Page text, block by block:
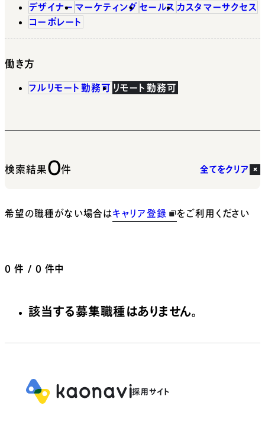
デザイナー マーケティング セールス カスタマーサクセス
コーポレート
働き方
フルリモート勤務可 リモート勤務可
検索結果0件 全てをクリア
希望の職種がない場合はキャリア登録 をご利用ください
0 件 / 0 件中
該当する募集職種はありません。